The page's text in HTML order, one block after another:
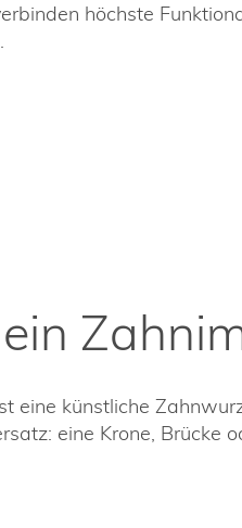
höchste
eine künstliche
eine Krone, Brücke